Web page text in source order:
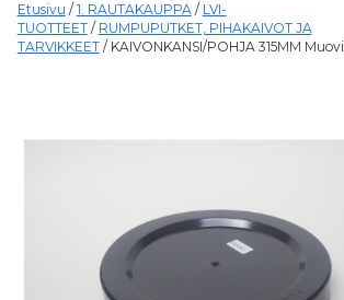
Etusivu / 1. RAUTAKAUPPA/ LVI-
TUOTTEET/ RUMPUPUTKET, PIHAKAIVOT JA
TARVIKKEET/ KAIVONKANSI/POHJA 315MM Muovi